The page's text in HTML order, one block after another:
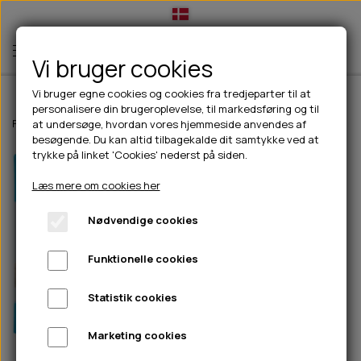
TIL HUND
💧FODER- VANDSKÅLE
CHICOPEE
GODBIDSTASKE
HALSBÅND
🦴 GODBIDDER & SNACKS
🍖 SMAGSVARIANTER
🎾 LEGETØJ
TÆNDER, ØRE, ØJE, POTER & NÆSE
🐾 UDSTYR & KOMFORT
TIL HUNDEEJER
DRIKKEFLASKER/TERMOFLASKER
HUER OG VANTER
PINEWOOD SALES
TIL KAT
TILBUD
NYHEDER
ABONNEMENT
Forside Til hunde Hundesenge og Tæpper CoolPets Premium
Vi bruger cookies
Vi bruger egne cookies og cookies fra tredjeparter til at
personalisere din brugeroplevelse, til markedsføring og til
at undersøge, hvordan vores hjemmeside anvendes af
besøgende. Du kan altid tilbagekalde dit samtykke ved at
trykke på linket 'Cookies' nederst på siden.
Læs mere om cookies her
Nødvendige cookies
Funktionelle cookies
Statistik cookies
Marketing cookies